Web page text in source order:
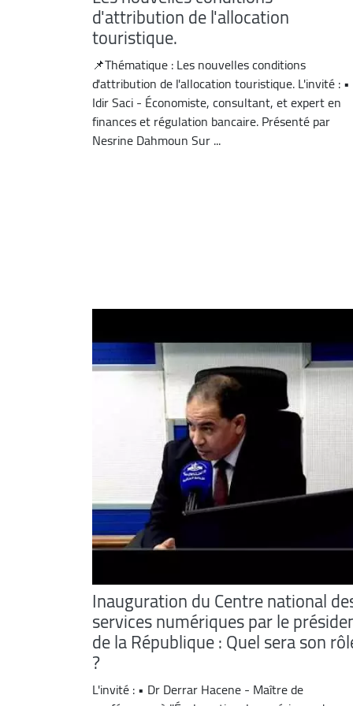
d'attribution de l'allocation
touristique.
📌Thématique : Les nouvelles conditions
d'attribution de l'allocation touristique. L'invité :
Idir Saci - Économiste, consultant, et expert en
finances et régulation bancaire. Présenté par
Nesrine Dahmoun Sur ...
Inauguration du Centre national
services numériques par le
de la République : Quel sera son
?
L'invité : • Dr Derrar Hacene - Maître de